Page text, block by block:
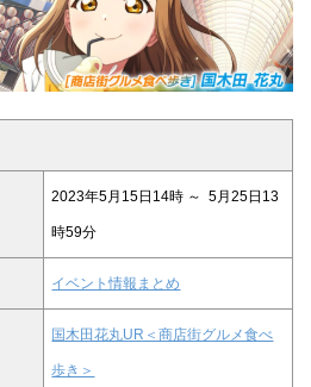
2023年5月15日14時 ～ 5月25日13
時59分
イベント情報まとめ
国木田花丸UR＜商店街グルメ食べ
歩き＞